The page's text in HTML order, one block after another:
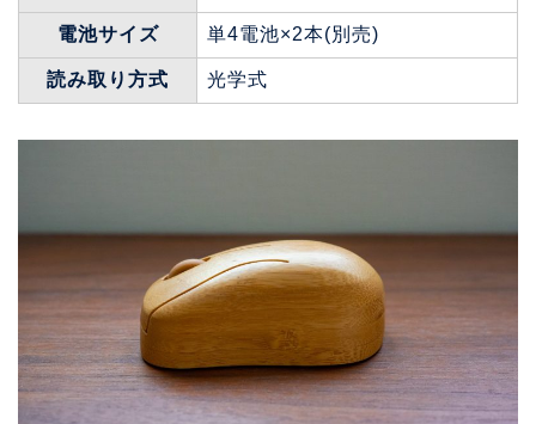
電池サイズ 単4電池×2本(別売)
読み取り方式 光学式